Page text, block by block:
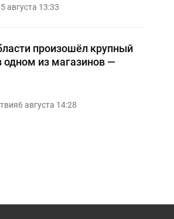
5 августа 13:33
произошёл крупный
одном из магазинов —
6 августа 14:28